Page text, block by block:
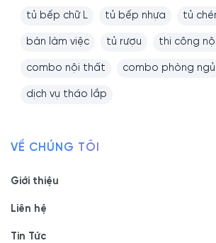
tủ bếp chữ L tủ bếp nhựa tủ
bàn làm việc tủ rượu thi công
combo nội thất combo phòng ngủ
dịch vụ tháo lắp
VỀ CHÚNG TÔI
Giới thiệu
Liên hệ
Tin Tức